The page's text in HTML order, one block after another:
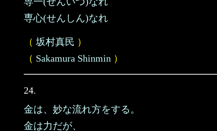
専心(せんしん)なれ
（ 坂村真民 ）
（ Sakamura Shinmin ）
24.
金は、妙な流れ方をする。
金は力だが、